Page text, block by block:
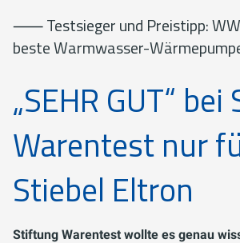
⸺ Testsieger und Preistipp:
beste Warmwasser-
„SEHR GUT“
Warentest nur
Stiebel Eltron
Stiftung Warentest wollte es genau